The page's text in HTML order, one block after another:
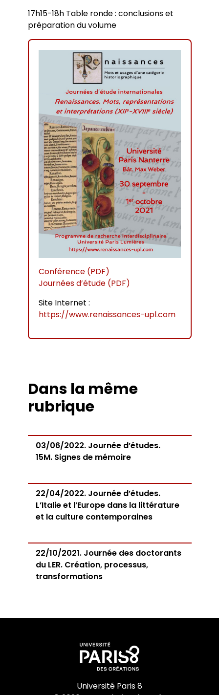
17h15-18h Table ronde : conclusions et
préparation du volume
Conférence (PDF)
Journées d’étude (PDF)
Site Internet :
https://www.renaissances-upl.com
Dans la même
rubrique
03/06/2022. Journée d’études.
15M. Signes de mémoire
22/04/2022. Journée d’études.
L’Italie et l’Europe dans la littérature
et la culture contemporaines
22/10/2021. Journée des doctorants
du LER. Création, processus,
transformations
Université Paris 8